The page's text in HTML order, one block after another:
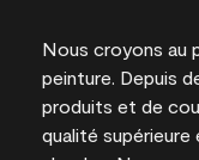
Nous croyons au
peinture. Depuis
produits et de
qualité